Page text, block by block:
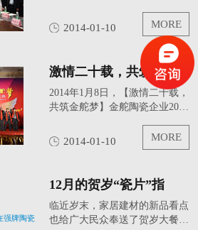
2014年的客户服务方面谋求共
识，共谋发展。集团总裁陈志
杰、总裁顾问陈起桥、强牌陶瓷
品牌总经理林国安、品牌副...
2014-01-10 MORE
激情二十载，共筑金舵
梦——金舵陶瓷企业20
周年庆典
2014年1月8日，【激情二十载，
共筑金舵梦】金舵陶瓷企业20周
业领导与全体员工，以及来自全
国各地的经销商代表、供应商代
堂，共同见证这一喜庆时刻...
2014-01-10 MORE
12月的贺岁“瓷片”指
南，尽在强牌陶瓷
临近岁末，家居建材的新品看点
也给广大民众奉送了贺岁大餐。